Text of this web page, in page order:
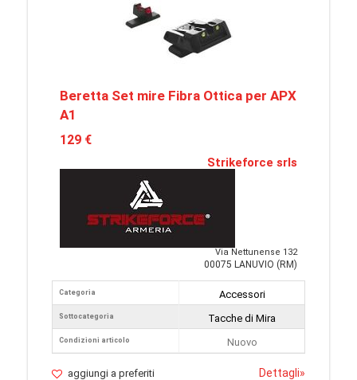
Beretta Set mire Fibra Ottica per APX
A1
129 €
Strikeforce srls
Via Nettunense 132
00075 LANUVIO (RM)
Categoria
Sottocategoria
Condizioni articolo
Accessori
Tacche di Mira
Nuovo
aggiungi a preferiti Dettagli»